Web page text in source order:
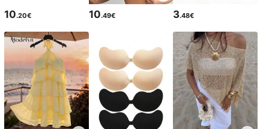
10.20€ 10.49€ 3.48€